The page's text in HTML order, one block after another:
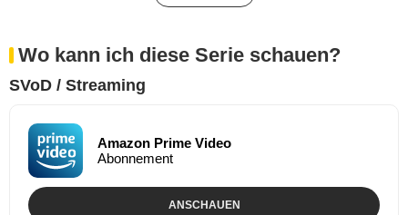
Wo kann ich diese Serie schauen?
SVoD / Streaming
Amazon Prime Video
Abonnement
ANSCHAUEN